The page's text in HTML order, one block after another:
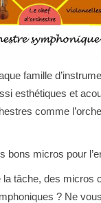
famille
esthétiques et
comme
bons micros pour
la tâche, des micros
? Ne